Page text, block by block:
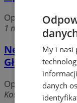
Opakowania
1 maja, 41-200
Net. Agencja
Głogowski D.
Opakowania
Kościelna 7, 41-200
My i nasi
danych